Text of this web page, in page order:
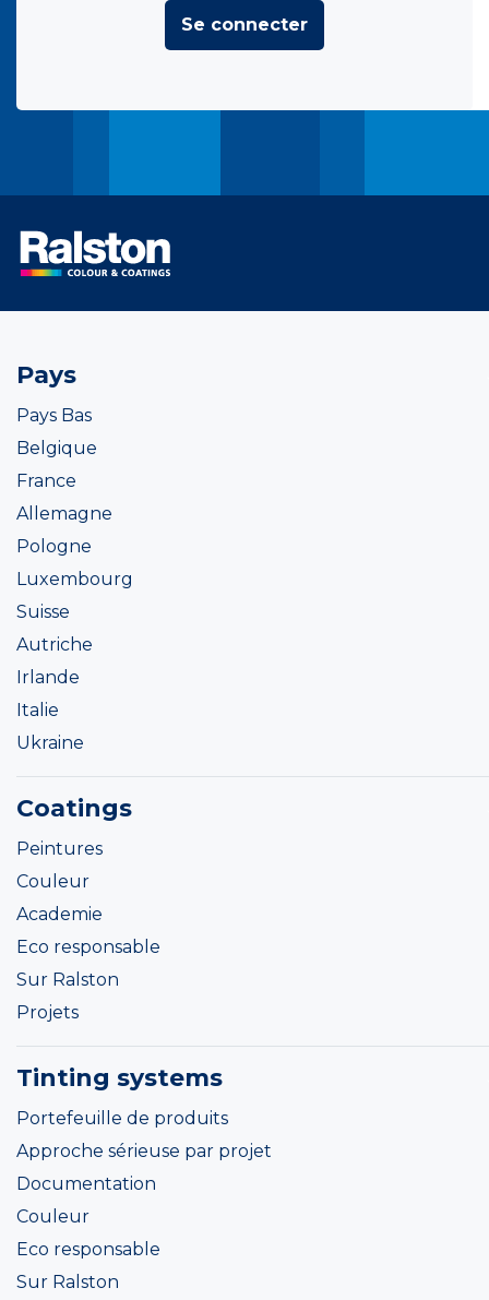
Se connecter
Pays
Pays Bas
Belgique
France
Allemagne
Pologne
Luxembourg
Suisse
Autriche
Irlande
Italie
Ukraine
Coatings
Peintures
Couleur
Academie
Eco responsable
Sur Ralston
Projets
Tinting systems
Portefeuille de produits
Approche sérieuse par projet
Documentation
Couleur
Eco responsable
Sur Ralston